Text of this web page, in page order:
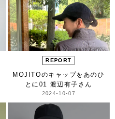
REPORT
MOJITOのキャップをあのひ
とに 01 渡辺有子さん
2024-10-07